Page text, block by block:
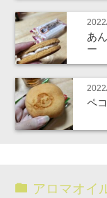
あ
ー
ペ
アロマオイ